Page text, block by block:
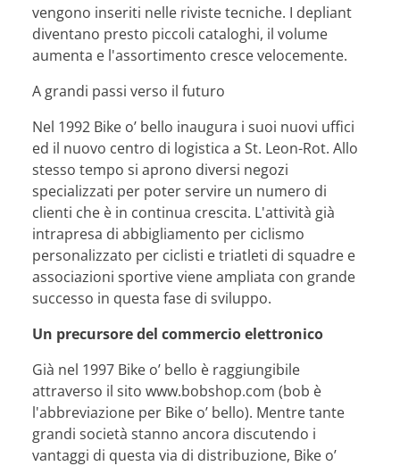
vengono inseriti nelle riviste tecniche. I depliant
diventano presto piccoli cataloghi, il volume
aumenta e l'assortimento cresce velocemente.
A grandi passi verso il futuro
Nel 1992 Bike o’ bello inaugura i suoi nuovi uffici
ed il nuovo centro di logistica a St. Leon-Rot. Allo
stesso tempo si aprono diversi negozi
specializzati per poter servire un numero di
clienti che è in continua crescita. L'attività già
intrapresa di abbigliamento per ciclismo
personalizzato per ciclisti e triatleti di squadre e
associazioni sportive viene ampliata con grande
successo in questa fase di sviluppo.
Un precursore del commercio elettronico
Già nel 1997 Bike o’ bello è raggiungibile
attraverso il sito www.bobshop.com (bob è
l'abbreviazione per Bike o’ bello). Mentre tante
grandi società stanno ancora discutendo i
vantaggi di questa via di distribuzione, Bike o’